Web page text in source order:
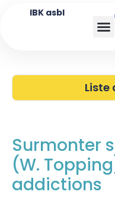
IBK asbl
Liste
Portes Ouvertes
Atelier à Bruxelles
Découverte
Surmonter
(W.
addictions